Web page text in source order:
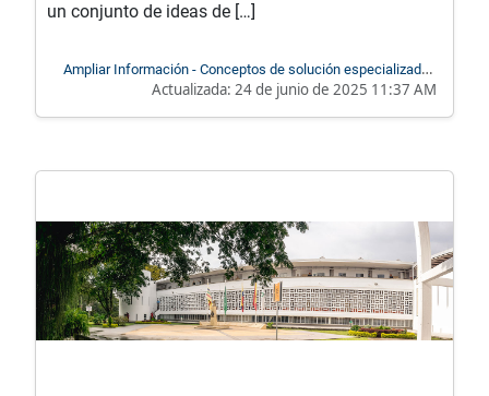
un conjunto de ideas de […]
Ampliar Información - Conceptos de solución especializados
de la industria TI 4.0 validados con usuarios
Actualizada: 24 de junio de 2025 11:37 AM